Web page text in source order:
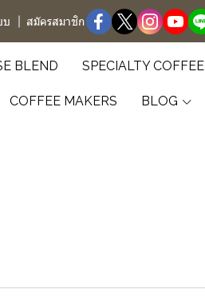
บ สมัครสมาชิก
BLEND SPECIALTY COFFEE
COFFEE MAKERS BLOG